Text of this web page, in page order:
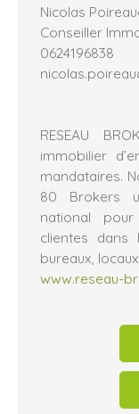
Nicolas
Conseiller
0624196838
RESEAU
immobilier
mandataires.
80 Brokers
national
clientes dans
bureaux,
www.reseau-